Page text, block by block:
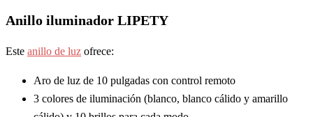
Anillo iluminador LIPETY
Este anillo de luz ofrece:
Aro de luz de 10 pulgadas con control remoto
3 colores de iluminación (blanco, blanco cálido y amarillo